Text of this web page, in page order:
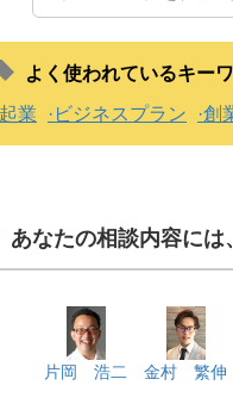
よく使われているキー
起業
ビジネスプラン 創
あなたの相談内容には
片岡 浩二 金村 繁伸